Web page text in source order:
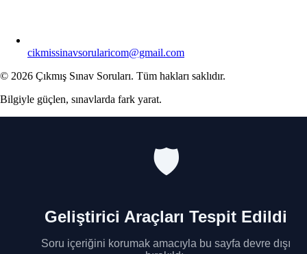
cikmissinavsorularicom@gmail.com
© 2026 Çıkmış Sınav Soruları. Tüm hakları saklıdır.
Bilgiyle güçlen, sınavlarda fark yarat.
🛡️
Geliştirici Araçları Tespit Edildi
Soru içeriğini korumak amacıyla bu sayfa devre dışı